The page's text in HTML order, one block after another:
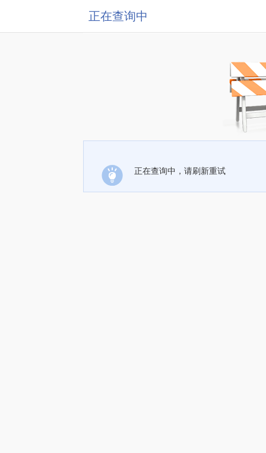
正在查询中
正在查询中，请刷新重试